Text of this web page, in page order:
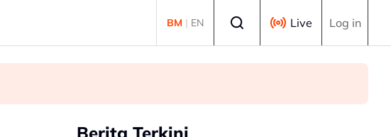
BM | EN Live Log in
- Lee Lam Thye
Berita Terkini